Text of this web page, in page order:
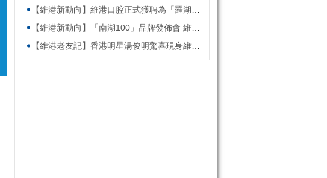
【維港新動向】維港口腔正式獲聘為「羅湖區社會醫療機構行業協會監事單位」
【維港新動向】「南湖100」品牌發佈會 維港口腔獲評「突出貢獻企業」殊榮
【維港老友記】香港明星湯俊明驚喜現身維港口腔 擔任明星一日店長！